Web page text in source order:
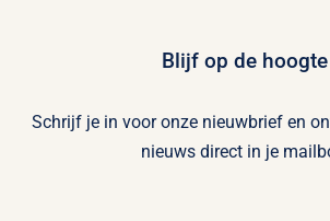
Blijf op de hoogte
Schrijf je in voor onze nieuwbrief en
nieuws direct in je